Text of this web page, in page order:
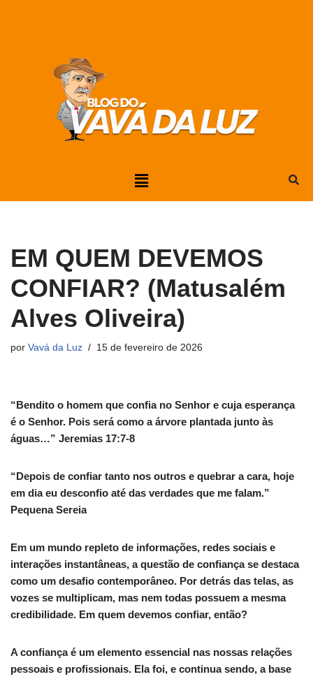
EM QUEM DEVEMOS
CONFIAR? (Matusalém
Alves Oliveira)
por Vavá da Luz 15 de fevereiro de 2026
“Bendito o homem que confia no Senhor e cuja esperança
é o Senhor. Pois será como a árvore plantada junto às
águas…” Jeremias 17:7-8
“Depois de confiar tanto nos outros e quebrar a cara, hoje
em dia eu desconfio até das verdades que me falam.”
Pequena Sereia
Em um mundo repleto de informações, redes sociais e
interações instantâneas, a questão de confiança se destaca
como um desafio contemporâneo. Por detrás das telas, as
vozes se multiplicam, mas nem todas possuem a mesma
credibilidade. Em quem devemos confiar, então?
A confiança é um elemento essencial nas nossas relações
pessoais e profissionais. Ela foi, e continua sendo, a base